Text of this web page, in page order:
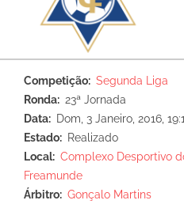
Competição
Segunda Liga
Ronda
23ª Jornada
Data
Dom, 3 Janeiro, 2016,
Estado
Realizado
Local
Complexo Desportivo
Freamunde
Árbitro
Gonçalo Martins